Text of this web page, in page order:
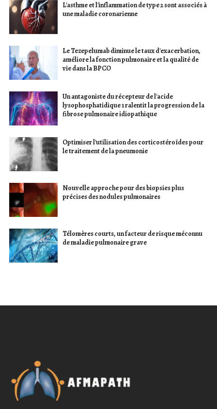
L'asthme et l'inflammation de type 2 sont associés à
une maladie coronarienne
Le Tezepelumab diminue le taux d'exacerbation,
améliore la fonction pulmonaire et la qualité de
vie dans la BPCO
Un antagoniste du récepteur de l'acide
lysophosphatidique 1 ralentit la progression de la
fibrose pulmonaire idiopathique
Optimiser l'utilisation des corticostéroïdes pour
le traitement de la pneumonie
Nouvelle approche pour des biopsies plus
précises des nodules pulmonaires
Télomères courts, un facteur de risque méconnu
de maladie pulmonaire grave